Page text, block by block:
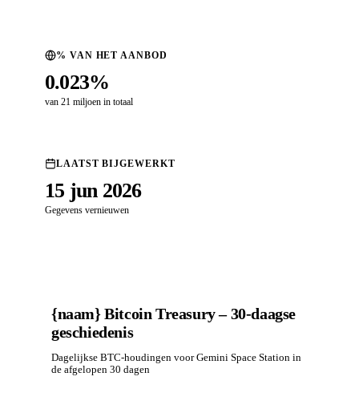
% VAN HET AANBOD
0.023%
van 21 miljoen in totaal
LAATST BIJGEWERKT
15 jun 2026
Gegevens vernieuwen
{naam} Bitcoin Treasury – 30-daagse
geschiedenis
Dagelijkse BTC-houdingen voor Gemini Space Station in
de afgelopen 30 dagen